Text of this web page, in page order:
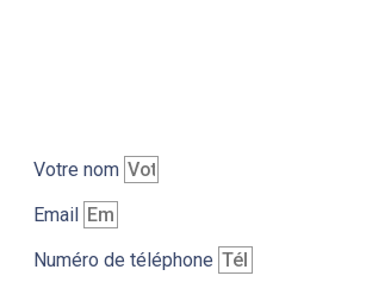
Votre nom
Email
Numéro de téléphone